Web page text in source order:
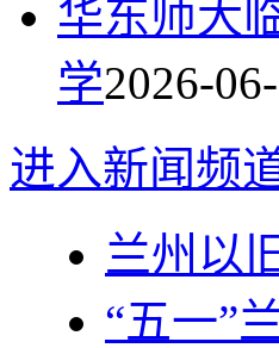
华东师大
学2026-
进入新闻频
兰州以
“五一”